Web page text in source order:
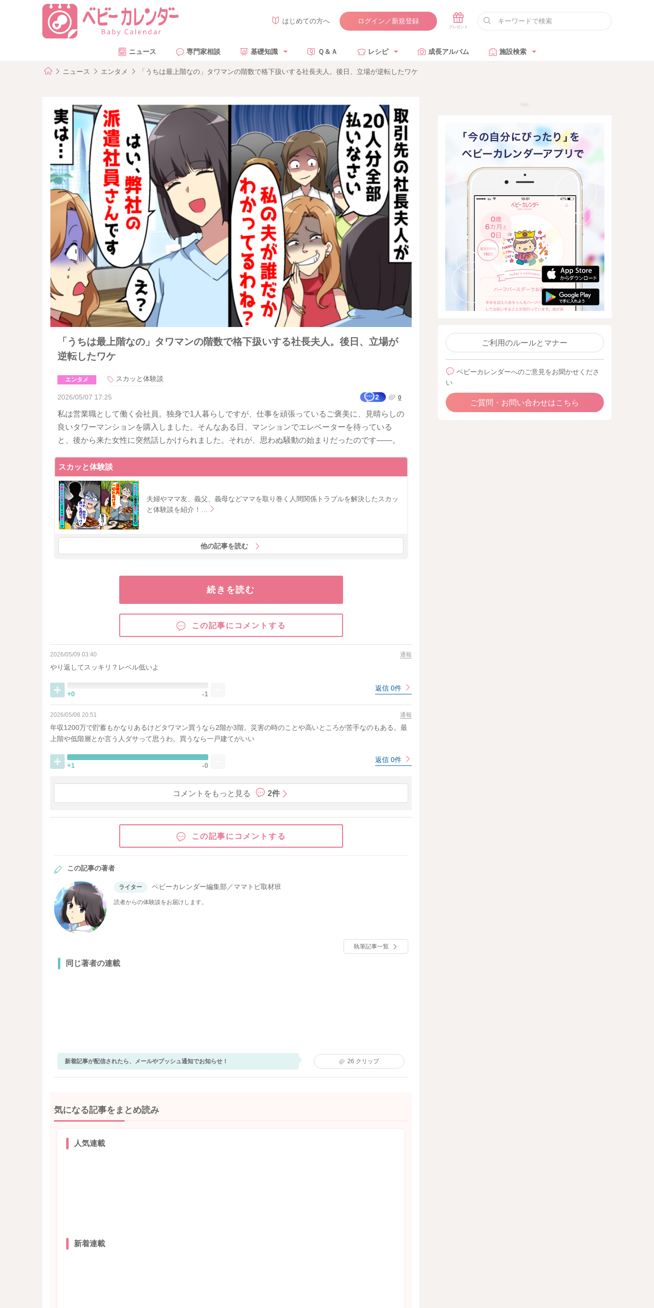
はじめての方へ ログイン／新規登録
ニュース 専門家相談 基礎知識 Ｑ＆Ａ レシピ 成長アルバム 施設検索
ニュース エンタメ 「うちは最上階なの」タワマンの階数で格下扱いする社長夫人。後日、立場が逆転したワケ
「うちは最上階なの」タワマンの階数で格下扱いする社長夫人。後日、立場が
逆転したワケ
エンタメ スカッと体験談
2026/05/07 17:25 2 0
私は営業職として働く会社員。独身で1人暮らしですが、仕事を頑張っているご褒美に、見晴らしの
良いタワーマンションを購入しました。そんなある日、マンションでエレベーターを待っている
と、後から来た女性に突然話しかけられました。それが、思わぬ騒動の始まりだったのです――。
スカッと体験談
夫婦やママ友、義父、義母などママを取り巻く人間関係トラブルを解決したスカッ
と体験談を紹介！…
他の記事を読む
続きを読む
この記事にコメントする
2026/05/09 03:40 通報
やり返してスッキリ？レベル低いよ
+0 -1
返信 0件
2026/05/08 20:51 通報
年収1200万で貯蓄もかなりあるけどタワマン買うなら2階か3階。災害の時のことや高いところが苦手なのもある。最
上階や低階層とか言う人ダサって思うわ。買うなら一戸建てがいい
+1 -0
返信 0件
コメントをもっと見る 2件
この記事にコメントする
この記事の著者
ライター ベビーカレンダー編集部／ママトピ取材班
読者からの体験談をお届けします。
執筆記事一覧
同じ著者の連載
新着記事が配信されたら、メールやプッシュ通知でお知らせ！ 26 クリップ
気になる記事をまとめ読み
人気連載
新着連載
ご利用のルールとマナー
ベビーカレンダーへのご意見をお聞かせくださ
い
ご質問・お問い合わせはこちら